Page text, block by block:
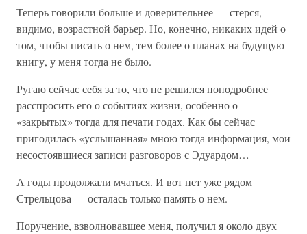
Теперь говорили больше и доверительнее — стерся,
видимо, возрастной барьер. Но, конечно, никаких идей о
том, чтобы писать о нем, тем более о планах на будущую
книгу, у меня тогда не было.
Ругаю сейчас себя за то, что не решился поподробнее
расспросить его о событиях жизни, особенно о
«закрытых» тогда для печати годах. Как бы сейчас
пригодилась «услышанная» мною тогда информация, мои
несостоявшиеся записи разговоров с Эдуардом…
А годы продолжали мчаться. И вот нет уже рядом
Стрельцова — осталась только память о нем.
Поручение, взволновавшее меня, получил я около двух